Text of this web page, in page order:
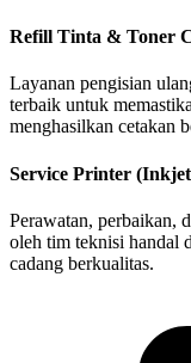
Refill Tinta & Toner
Layanan pengisian
terbaik untuk
menghasilkan cetakan
Service Printer
Perawatan, perbaikan,
oleh tim teknisi handal
cadang berkualitas.